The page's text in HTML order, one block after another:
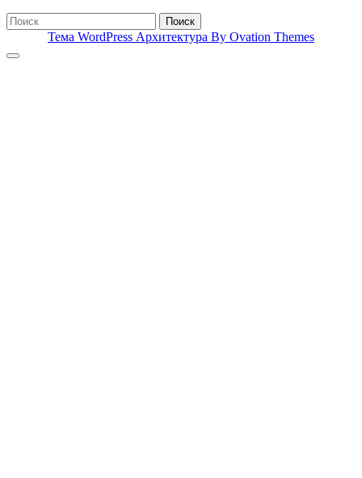
Поиск
Тема WordPress Архитектура By Ovation Themes